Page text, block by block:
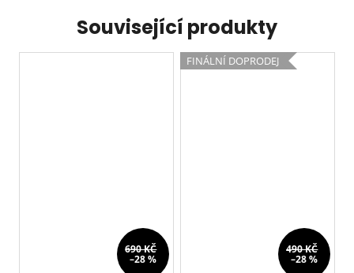
Související produkty
690 KČ
–28 %
FINÁLNÍ DOPRODEJ
490 KČ
–28 %